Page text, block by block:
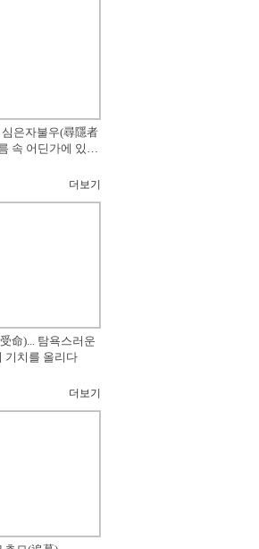
은자불우(尋隱者
속 어딘가에 있겠
더보기
命)... 탐욕스러운
기치를 올리다
더보기